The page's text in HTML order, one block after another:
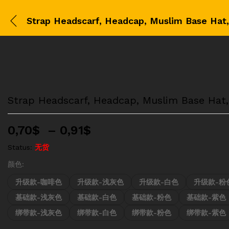
Strap Headscarf, Headcap, Muslim Base
0,70$ – 0,91$
0,70$
至
0,91$
Status: 无货
颜色:
升级款-咖啡色 升级款-浅灰色 升级款-白色
升级款-粉
基础款-浅灰色
基础款-白色 基础款-粉色
基础款-紫色
绑带款-浅灰色
绑带款-白色 绑带款-粉色 绑带款-紫色